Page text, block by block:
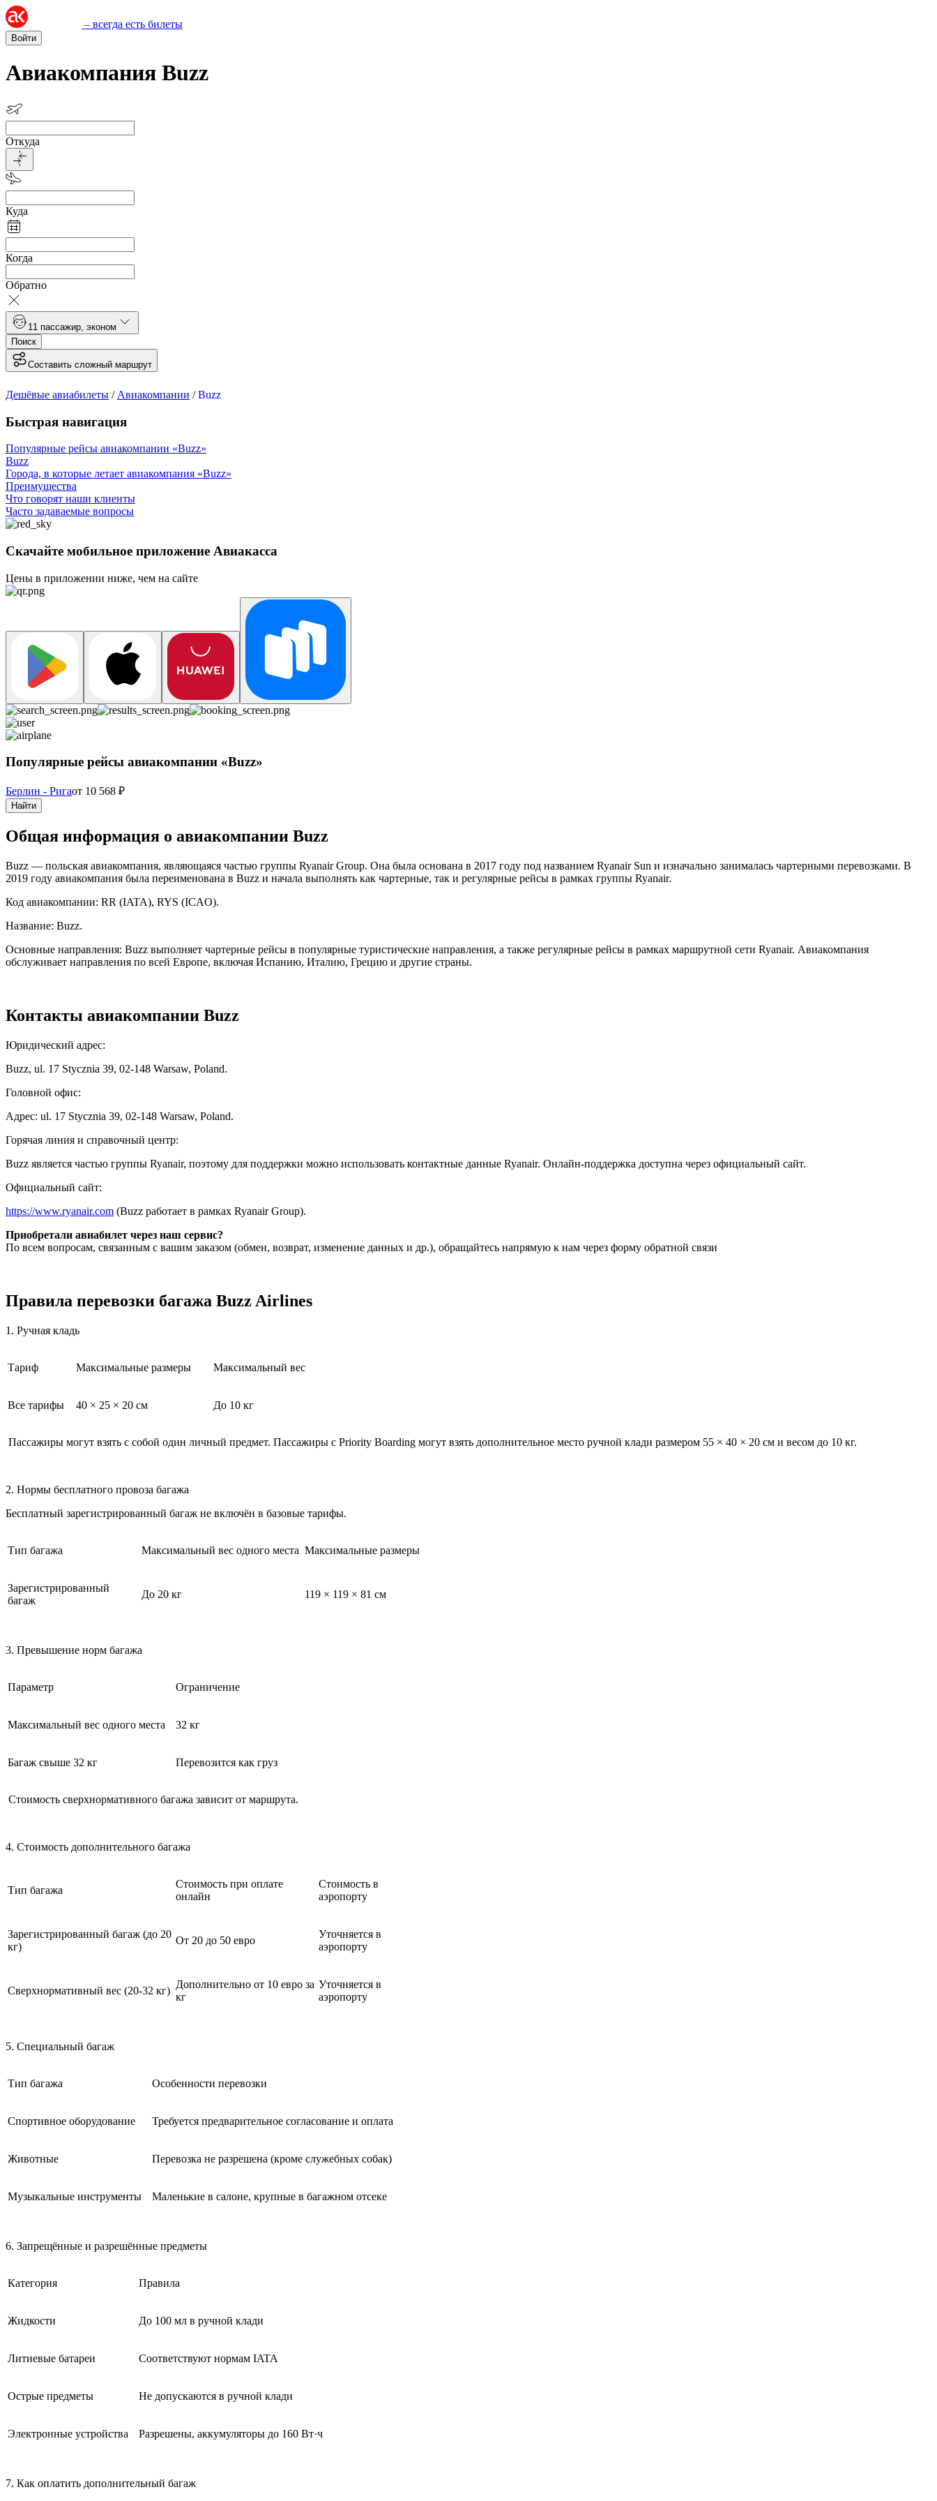
– всегда есть билеты
Войти
Авиакомпания Buzz
Откуда
Куда
Когда
Обратно
1 1 пассажир эконом
Поиск
Составить сложный маршрут
Дешёвые авиабилеты / Авиакомпании /Buzz
Быстрая навигация
Популярные рейсы авиакомпании «Buzz»
Buzz
Города, в которые летает авиакомпания «Buzz»
Преимущества
Что говорят наши клиенты
Часто задаваемые вопросы
Скачайте мобильное приложение Авиакасса
Цены в приложении ниже, чем на сайте
Популярные рейсы авиакомпании «Buzz»
Берлин - Ригаот 10 568 ₽
Найти
Общая информация о авиакомпании Buzz
Buzz — польская авиакомпания, являющаяся частью группы Ryanair Group. Она была основана в 2017 году под названием Ryanair Sun и изначально занималась чартерными перевозками. В
2019 году авиакомпания была переименована в Buzz и начала выполнять как чартерные, так и регулярные рейсы в рамках группы Ryanair.
Код авиакомпании: RR (IATA), RYS (ICAO).
Название: Buzz.
Основные направления: Buzz выполняет чартерные рейсы в популярные туристические направления, а также регулярные рейсы в рамках маршрутной сети Ryanair. Авиакомпания
обслуживает направления по всей Европе, включая Испанию, Италию, Грецию и другие страны.
Контакты авиакомпании Buzz
Юридический адрес:
Buzz, ul. 17 Stycznia 39, 02-148 Warsaw, Poland.
Головной офис:
Адрес: ul. 17 Stycznia 39, 02-148 Warsaw, Poland.
Горячая линия и справочный центр:
Buzz является частью группы Ryanair, поэтому для поддержки можно использовать контактные данные Ryanair. Онлайн-поддержка доступна через официальный сайт.
Официальный сайт:
https://www.ryanair.com (Buzz работает в рамках Ryanair Group).
Приобретали авиабилет через наш сервис?
По всем вопросам, связанным с вашим заказом (обмен, возврат, изменение данных и др.), обращайтесь напрямую к нам через форму обратной связи
Правила перевозки багажа Buzz Airlines
1. Ручная кладь
Тариф Максимальные размеры Максимальный вес
Все тарифы 40 × 25 × 20 см До 10 кг
Пассажиры могут взять с собой один личный предмет. Пассажиры с Priority Boarding могут взять дополнительное место ручной клади размером 55 × 40 × 20 см и весом до 10 кг.
2. Нормы бесплатного провоза багажа
Бесплатный зарегистрированный багаж не включён в базовые тарифы.
Тип багажа Максимальный вес одного места Максимальные размеры
Зарегистрированный
багаж
До 20 кг 119 × 119 × 81 см
3. Превышение норм багажа
Параметр Ограничение
Максимальный вес одного места 32 кг
Багаж свыше 32 кг Перевозится как груз
Стоимость сверхнормативного багажа зависит от маршрута.
4. Стоимость дополнительного багажа
Тип багажа
Стоимость при оплате
онлайн
Стоимость в
аэропорту
Зарегистрированный багаж (до 20
кг)
От 20 до 50 евро
Уточняется в
аэропорту
Сверхнормативный вес (20-32 кг)
Дополнительно от 10 евро за
кг
Уточняется в
аэропорту
5. Специальный багаж
Тип багажа Особенности перевозки
Спортивное оборудование Требуется предварительное согласование и оплата
Животные Перевозка не разрешена (кроме служебных собак)
Музыкальные инструменты Маленькие в салоне, крупные в багажном отсеке
6. Запрещённые и разрешённые предметы
Категория Правила
Жидкости До 100 мл в ручной клади
Литиевые батареи Соответствуют нормам IATA
Острые предметы Не допускаются в ручной клади
Электронные устройства Разрешены, аккумуляторы до 160 Вт·ч
7. Как оплатить дополнительный багаж